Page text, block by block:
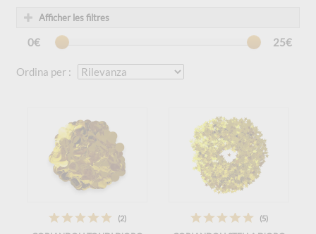
0€ 25€
Afficher les filtres
Ordina per :
(2) (5)